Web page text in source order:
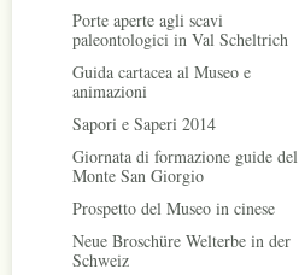
Porte aperte agli scavi
paleontologici in Val Scheltrich
Guida cartacea al Museo e
animazioni
Sapori e Saperi 2014
Giornata di formazione guide del
Monte San Giorgio
Prospetto del Museo in cinese
Neue Broschüre Welterbe in der
Schweiz